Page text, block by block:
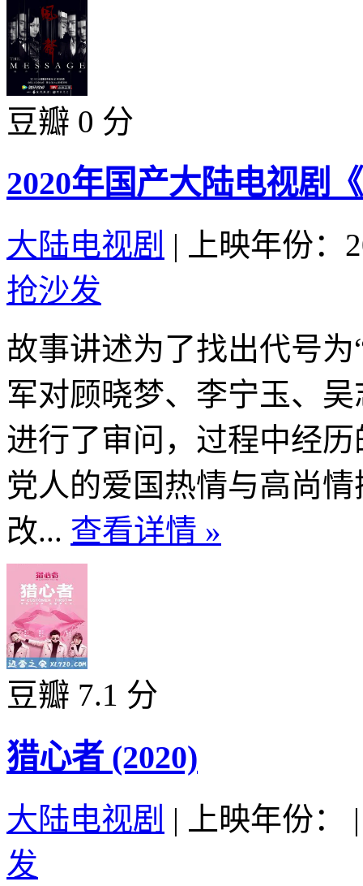
豆瓣 0 分
2020年国产大陆电视剧
大陆电视剧 |
上映年份：
抢沙发
故事讲述为了找出代号
军对顾晓梦、李宁玉、
进行了审问，过程中经
党人的爱国热情与高尚
改... 查看详情 »
豆瓣 7.1 分
猎心者 (2020)
大陆电视剧 | 上映年份：
|
发